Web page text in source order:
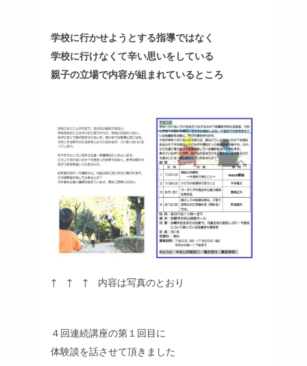
学校に行かせようとする指導ではなく
学校に行けなくて辛い思いをしている
親子の立場で内容が組まれているところ
↑ ↑ ↑ 内容は写真のとおり
４回連続講座の第１回目に
体験談を話させて頂きました